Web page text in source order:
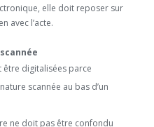
elle doit reposer sur
avec l’acte.
être digitalisées parce
scannée au bas d’un
ne doit pas être confondu